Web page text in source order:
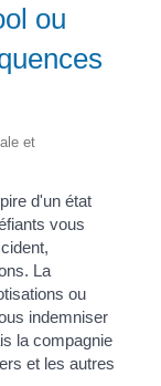
ou
et
d'un état
vous
La
ou
indemniser
la compagnie
et les autres